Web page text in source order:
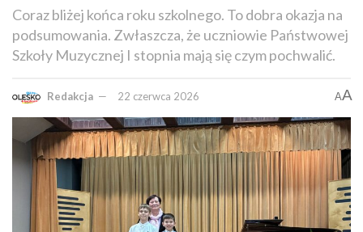
Coraz bliżej końca roku szkolnego. To dobra okazja na
podsumowania. Zwłaszcza, że uczniowie Państwowej
Szkoły Muzycznej I stopnia mają się czym pochwalić.
Redakcja 22 czerwca 2026 AA